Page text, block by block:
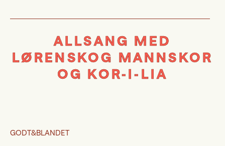
ALLSANG MED
LØRENSKOG MANNSKOR
OG KOR-I-LIA
GODT&BLANDET